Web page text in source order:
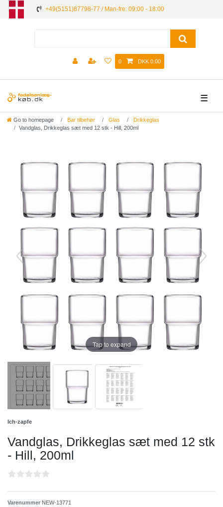
+49(5151)87798-77 / Man-fre: 09:00 - 18:00
0 DKK 0.00
☰
Go to homepage Bar tilbehør Glas
Drikkeglas
Vandglas, Drikkeglas sæt med 12 stk - Hill, 200ml
Tap to expand
Ich-zapfe
Vandglas, Drikkeglas sæt med 12 stk
- Hill, 200ml
Varenummer NEW-13771